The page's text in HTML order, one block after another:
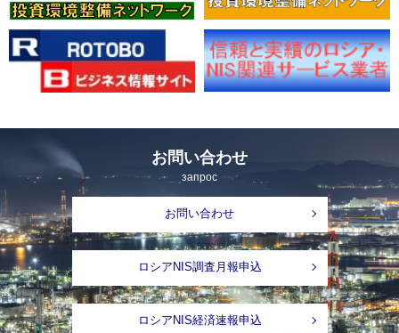
お問い合わせ
запрос
お問い合わせ
ロシアNIS調査月報申込
ロシアNIS経済速報申込